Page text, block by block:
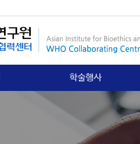
학술행사
갤러리